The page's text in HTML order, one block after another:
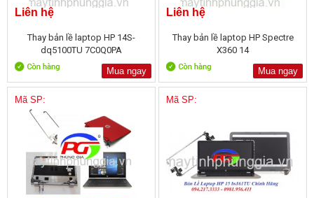
Liên hệ
Thay bản lề laptop HP 14S-
dq5100TU 7C0Q0PA
Mua ngay
Liên hệ
Thay bản lề laptop HP Spectre
X360 14
Mua ngay
Mã SP: Mã SP: